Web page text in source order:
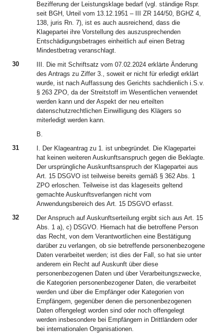
Bezifferung der Leistungsklage bedarf (vgl. ständige Rspr.
seit BGH, Urteil vom 13.12.1951 – III ZR 144/50, BGHZ 4,
138, juris Rn. 7), ist es auch ausreichend, dass die
Klagepartei ihre Vorstellung des auszusprechenden
Entschädigungsbetrages einheitlich auf einen Betrag
Mindestbetrag veranschlagt.
30
III. Die mit Schriftsatz vom 07.02.2024 erklärte Änderung
des Antrags zu Ziffer 3., soweit er nicht für erledigt erklärt
wurde, ist nach Auffassung des Gerichts sachdienlich i.S.v.
§ 263 ZPO, da der Streitstoff im Wesentlichen verwendet
werden kann und der Aspekt der neu erteilten
datenschutzrechtlichen Einwilligung des Klägers so
miterledigt werden kann.
B.
31
I. Der Klageantrag zu 1. ist unbegründet. Die Klagepartei
hat keinen weiteren Auskunftsanspruch gegen die Beklagte.
Der ursprüngliche Auskunftsanspruch der Klagepartei aus
Art. 15 DSGVO ist teilweise bereits gemäß § 362 Abs. 1
ZPO erloschen. Teilweise ist das klageseits geltend
gemachte Auskunftsverlangen nicht vom
Anwendungsbereich des Art. 15 DSGVO erfasst.
32
Der Anspruch auf Auskunftserteilung ergibt sich aus Art. 15
Abs. 1 a), c) DSGVO. Hiernach hat die betroffene Person
das Recht, von dem Verantwortlichen eine Bestätigung
darüber zu verlangen, ob sie betreffende personenbezogene
Daten verarbeitet werden; ist dies der Fall, so hat sie unter
anderem ein Recht auf Auskunft über diese
personenbezogenen Daten und über Verarbeitungszwecke,
die Kategorien personenbezogener Daten, die verarbeitet
werden und über die Empfänger oder Kategorien von
Empfängern, gegenüber denen die personenbezogenen
Daten offengelegt worden sind oder noch offengelegt
werden insbesondere bei Empfängern in Drittländern oder
bei internationalen Organisationen.